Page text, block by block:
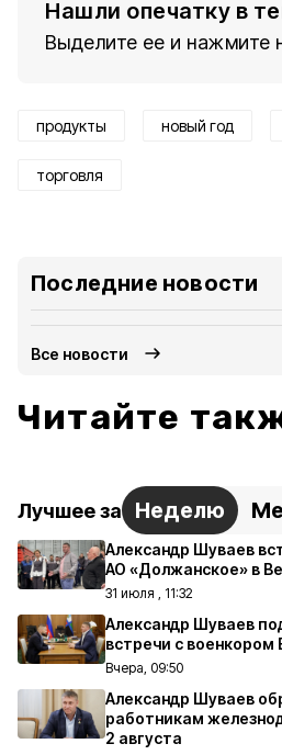
Нашли опечатку в
Выделите ее и нажмите
продукты новый год
торговля
Последние новости
Все новости
Читайте
Лучшее за Неделю
Александр Шуваев
АО «Должанское» в
31 июля , 11:32
Александр Шуваев
встречи с
Вчера, 09:50
Александр Шуваев
работникам
2 августа